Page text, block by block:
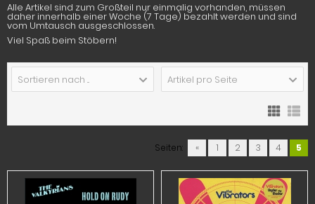
Alle Artikel sind zum Großteil nur einmalig vorhanden, müssen
daher innerhalb einer Woche (7 Tage) bezahlt werden und sind
vom Umtausch ausgeschlossen.
Viel Spaß beim Stöbern!
Sortieren nach ... Artikel pro Seite
Seiten: « 1 2 3 4 5